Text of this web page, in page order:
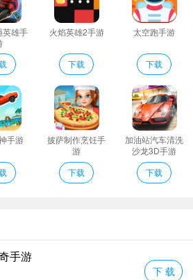
开始当前关卡就好了吸取教学再来一次。
能和能力组合出独特的结果
占领的世界中。在这里要想更好的生存下
集结地。
自己的军队勇敢而紧张地探索升级。
非常多的金币奖励玩家可以去提升自己
得到更加强悍的力量需要不断的提升自
的；
英雄手
火焰英雄2手游
下载
太空跑手游
下载
手游
披萨制作烹饪手
游
下载
加油站汽车清洗
沙龙3D手游
下载
手游
下 载